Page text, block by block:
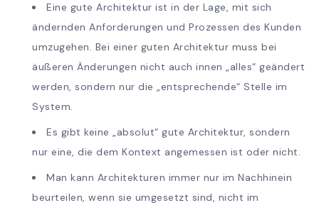
Eine gute Architektur ist in der Lage, mit sich
ändernden Anforderungen und Prozessen des Kunden
umzugehen. Bei einer guten Architektur muss bei
äußeren Änderungen nicht auch innen „alles“ geändert
werden, sondern nur die „entsprechende“ Stelle im
System.
Es gibt keine „absolut“ gute Architektur, sondern
nur eine, die dem Kontext angemessen ist oder nicht.
Man kann Architekturen immer nur im Nachhinein
beurteilen, wenn sie umgesetzt sind, nicht im